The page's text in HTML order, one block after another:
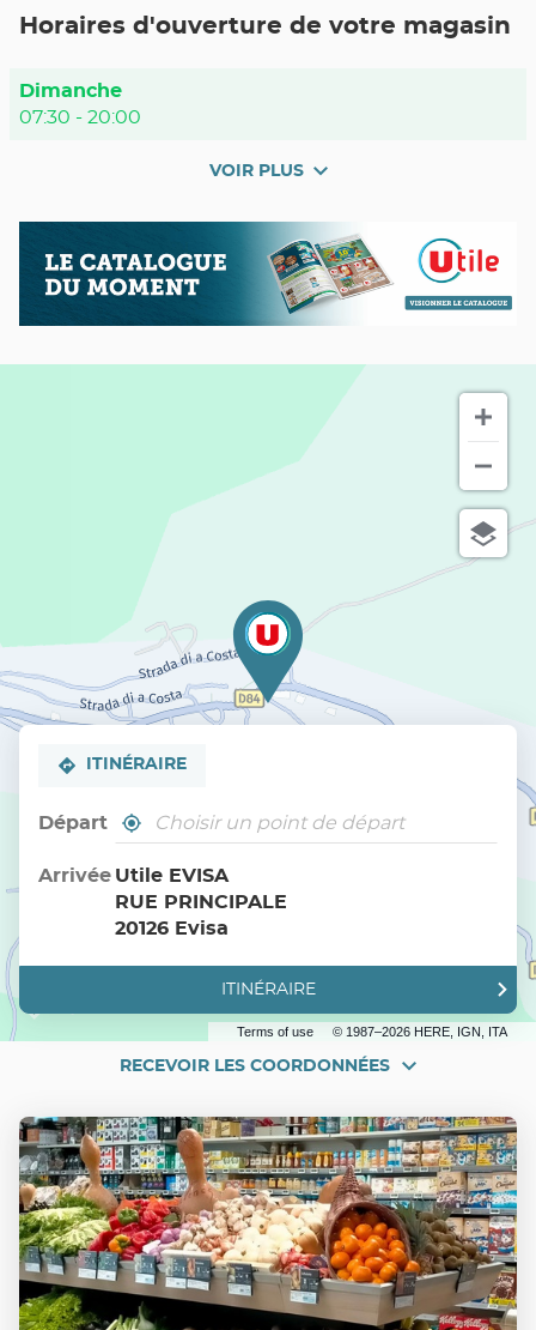
DE
Horaires d'ouverture de votre magasin
Horaires
d'ouverture
Dimanche
07:30 - 20:00
VOIR PLUS
et
horaires
d'ouverture
du
Utile
promos
moment
Terms of use © 1987–2026 HERE, IGN, ITA
ITINÉRAIRE
Départ
,
trouver
un
point
de
vente
À
proximité
Arrivée Utile EVISA
RUE PRINCIPALE
20126 Evisa
ITINÉRAIRE
JUSQU'AU
POINT
DE
UTILE
RECEVOIR LES COORDONNÉES
RECEVOIR
COORDONNÉES